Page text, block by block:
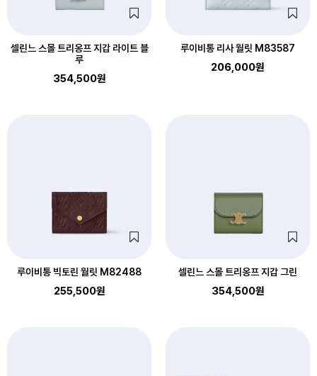
셀린느 스몰 트리옹프 지갑 라이트 블
루
354,500원
루이비통 리사 월릿 M83587
206,000원
루이비통 빅토린 월릿 M82488
255,500원
셀린느 스몰 트리옹프 지갑 그린
354,500원